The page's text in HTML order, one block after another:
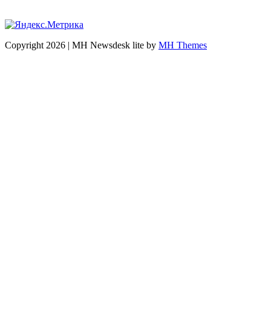
Copyright 2026 | MH Newsdesk lite by MH Themes